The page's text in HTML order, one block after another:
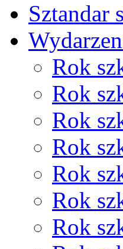
Sztandar
Rok
Rok
Rok
Rok
Rok
Rok
Rok